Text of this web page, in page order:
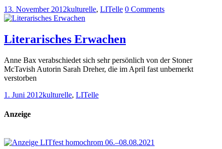
13. November 2012kulturelle, LITelle 0 Comments
Literarisches Erwachen
Anne Bax verabschiedet sich sehr persönlich von der Stoner
McTavish Autorin Sarah Dreher, die im April fast unbemerkt
verstorben
1. Juni 2012kulturelle, LITelle
Anzeige